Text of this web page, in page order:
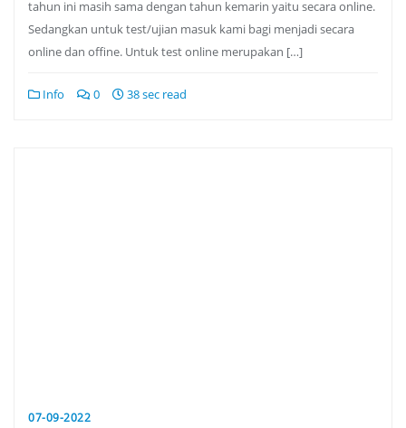
tahun ini masih sama dengan tahun kemarin yaitu secara online.
Sedangkan untuk test/ujian masuk kami bagi menjadi secara
online dan offine. Untuk test online merupakan […]
Info 0 38 sec read
07-09-2022